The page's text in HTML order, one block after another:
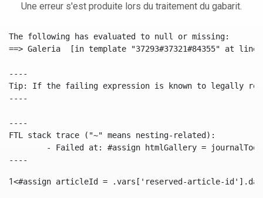
Une erreur s'est produite lors du traitement du gabarit.
The following has evaluated to null or missing:
==> Galeria  [in template "37293#37321#84355" at line
----
Tip: If the failing expression is known to legally refer
----
----
FTL stack trace ("~" means nesting-related):
----
1<#assign articleId = .vars['reserved-article-